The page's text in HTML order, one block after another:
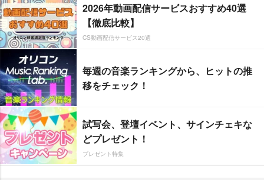
2026年動画配信サービスおすすめ40選
【徹底比較】
CS動画配信サービス20選
毎週の音楽ランキングから、ヒットの推
移をチェック！
試写会、登壇イベント、サインチェキな
どプレゼント！
プレゼント特集